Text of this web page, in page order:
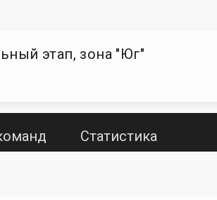
этап, зона "Юг"
Статистика